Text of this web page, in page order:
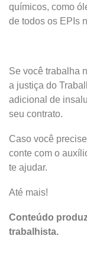
químicos, como
de todos os EPIs
Se você trabalha
a justiça do
adicional de
seu contrato.
Caso você
conte com o
te ajudar.
Até mais!
Conteúdo
trabalhista.